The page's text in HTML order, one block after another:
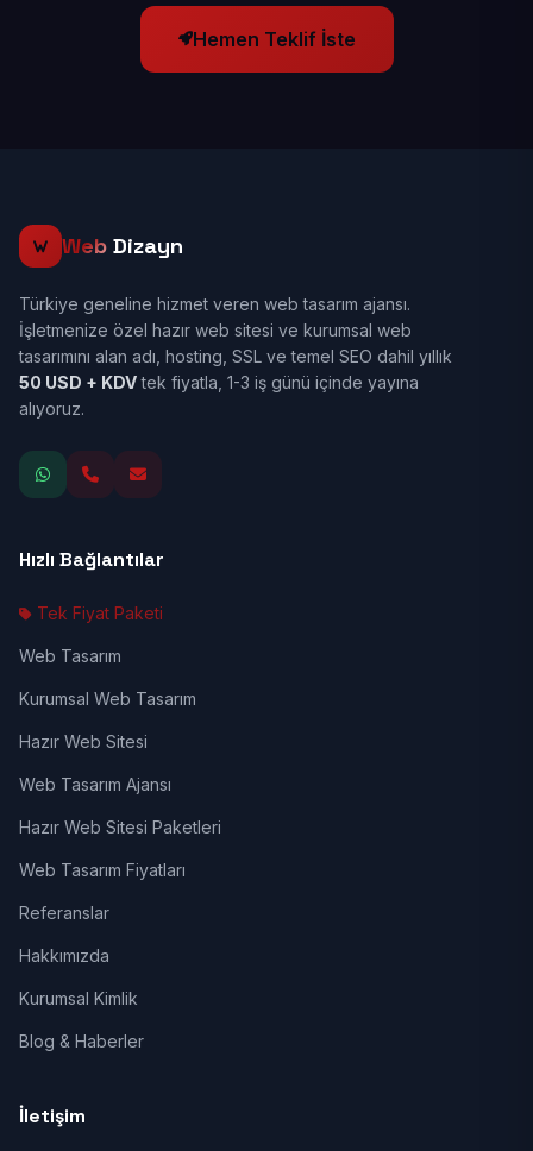
Hemen Teklif İste
Web Dizayn
Türkiye geneline hizmet veren web tasarım ajansı.
İşletmenize özel hazır web sitesi ve kurumsal web
tasarımını alan adı, hosting, SSL ve temel SEO dahil yıllık
50 USD + KDVtek fiyatla, 1-3 iş günü içinde yayına
alıyoruz.
Hızlı Bağlantılar
Tek Fiyat Paketi
Web Tasarım
Kurumsal Web Tasarım
Hazır Web Sitesi
Web Tasarım Ajansı
Hazır Web Sitesi Paketleri
Web Tasarım Fiyatları
Referanslar
Hakkımızda
Kurumsal Kimlik
Blog & Haberler
İletişim